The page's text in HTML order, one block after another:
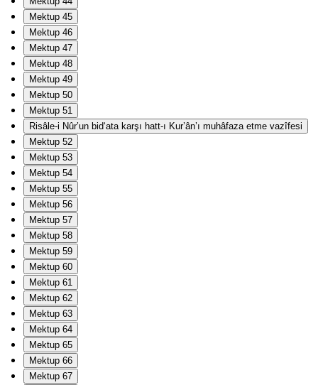
Mektup 45
Mektup 46
Mektup 47
Mektup 48
Mektup 49
Mektup 50
Mektup 51
Risâle-i Nûr’un bid‘ata karşı hatt-ı Kur’ân’ı muhâfaza etme vazîfesi
Mektup 52
Mektup 53
Mektup 54
Mektup 55
Mektup 56
Mektup 57
Mektup 58
Mektup 59
Mektup 60
Mektup 61
Mektup 62
Mektup 63
Mektup 64
Mektup 65
Mektup 66
Mektup 67